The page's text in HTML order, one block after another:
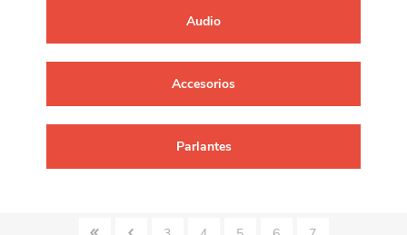
Audio
Accesorios
Parlantes